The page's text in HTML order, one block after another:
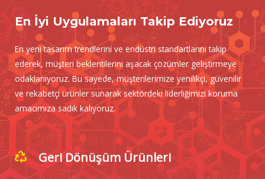
En İyi Uygulamaları Takip Ediyoruz
En yeni tasarım trendlerini ve endüstri standartlarını takip
ederek, müşteri beklentilerini aşacak çözümler geliştirmeye
odaklanıyoruz. Bu sayede, müşterilerimize yenilikçi, güvenilir
ve rekabetçi ürünler sunarak sektördeki liderliğimizi koruma
amacımıza sadık kalıyoruz.
Geri Dönüşüm Ürünleri